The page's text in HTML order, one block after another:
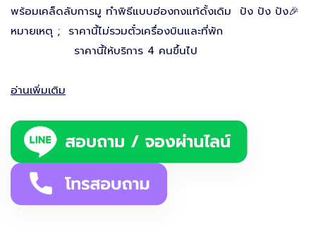
พร้อมเคล็ดลับการมู ทำพิธีแบบฮ่องกงแท้ดั้งเดิม ปัง ปัง ปัง🎉
หมายเหตุ ; ราคานี้ไม่รวมตั๋วเครื่องบินและที่พัก
ราคานี้ให้บริการ 4 คนขึ้นไป
อ่านเพิ่มเติม